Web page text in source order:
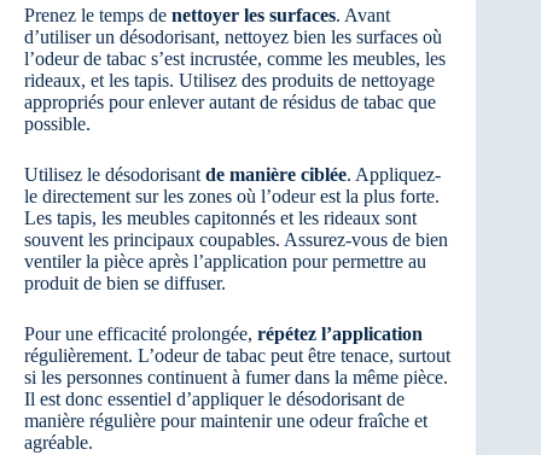
Prenez le temps de nettoyer les surfaces. Avant
d’utiliser un désodorisant, nettoyez bien les surfaces où
l’odeur de tabac s’est incrustée, comme les meubles, les
rideaux, et les tapis. Utilisez des produits de nettoyage
appropriés pour enlever autant de résidus de tabac que
possible.
Utilisez le désodorisant de manière ciblée. Appliquez-
le directement sur les zones où l’odeur est la plus forte.
Les tapis, les meubles capitonnés et les rideaux sont
souvent les principaux coupables. Assurez-vous de bien
ventiler la pièce après l’application pour permettre au
produit de bien se diffuser.
Pour une efficacité prolongée, répétez l’application
régulièrement. L’odeur de tabac peut être tenace, surtout
si les personnes continuent à fumer dans la même pièce.
Il est donc essentiel d’appliquer le désodorisant de
manière régulière pour maintenir une odeur fraîche et
agréable.